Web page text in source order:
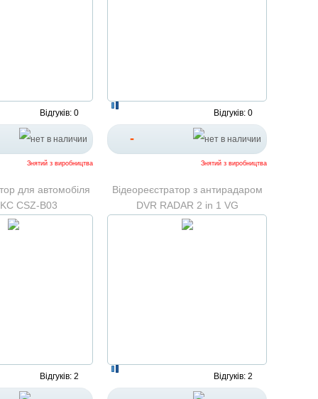
Відгуків: 0
Знятий з виробництва
Відгуків: 0
-
Знятий з виробництва
для автомобіля
CSZ-B03
Відгуків: 2
Відеореєстратор з антирадаром
DVR RADAR 2 in 1 VG
Відгуків: 2